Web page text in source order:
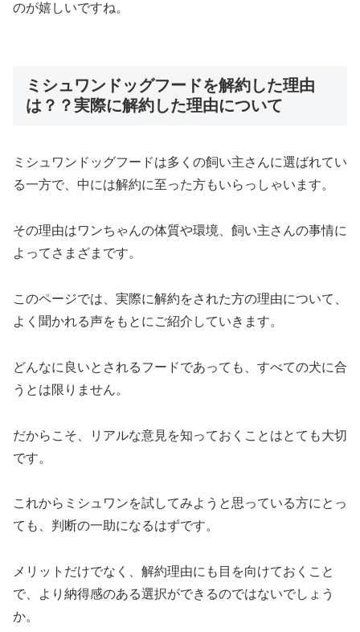
のが嬉しいですね。
ミシュワンドッグフードを解約した理由
は？？実際に解約した理由について
ミシュワンドッグフードは多くの飼い主さんに選ばれてい
る一方で、中には解約に至った方もいらっしゃいます。
その理由はワンちゃんの体質や環境、飼い主さんの事情に
よってさまざまです。
このページでは、実際に解約をされた方の理由について、
よく聞かれる声をもとにご紹介していきます。
どんなに良いとされるフードであっても、すべての犬に合
うとは限りません。
だからこそ、リアルな意見を知っておくことはとても大切
です。
これからミシュワンを試してみようと思っている方にとっ
ても、判断の一助になるはずです。
メリットだけでなく、解約理由にも目を向けておくこと
で、より納得感のある選択ができるのではないでしょう
か。